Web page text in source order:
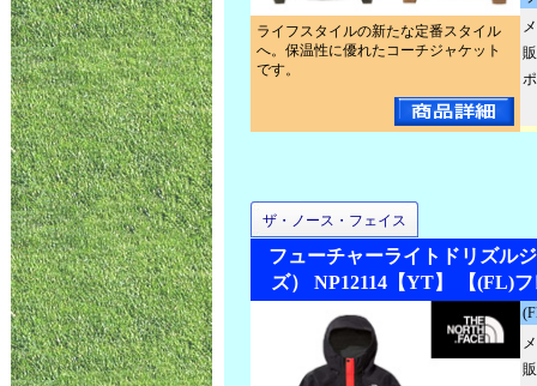
ライフスタイルの新たな定番スタイル
へ。保温性に優れたコーチジャケット
です。
ザ・ノース・フェイス
フューチャーライトドリズル
ズ） NP12114【YT】 【(FL)